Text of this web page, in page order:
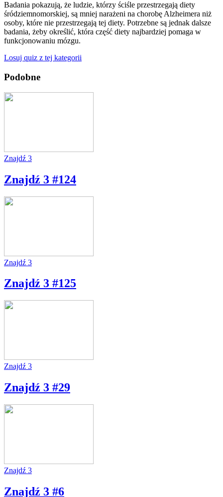
Badania pokazują, że ludzie, którzy ściśle przestrzegają diety
śródziemnomorskiej, są mniej narażeni na chorobę Alzheimera niż
osoby, które nie przestrzegają tej diety. Potrzebne są jednak dalsze
badania, żeby określić, która część diety najbardziej pomaga w
funkcjonowaniu mózgu.
Losuj quiz z tej kategorii
Podobne
Znajdź 3
Znajdź 3 #124
Znajdź 3
Znajdź 3 #125
Znajdź 3
Znajdź 3 #29
Znajdź 3
Znajdź 3 #6